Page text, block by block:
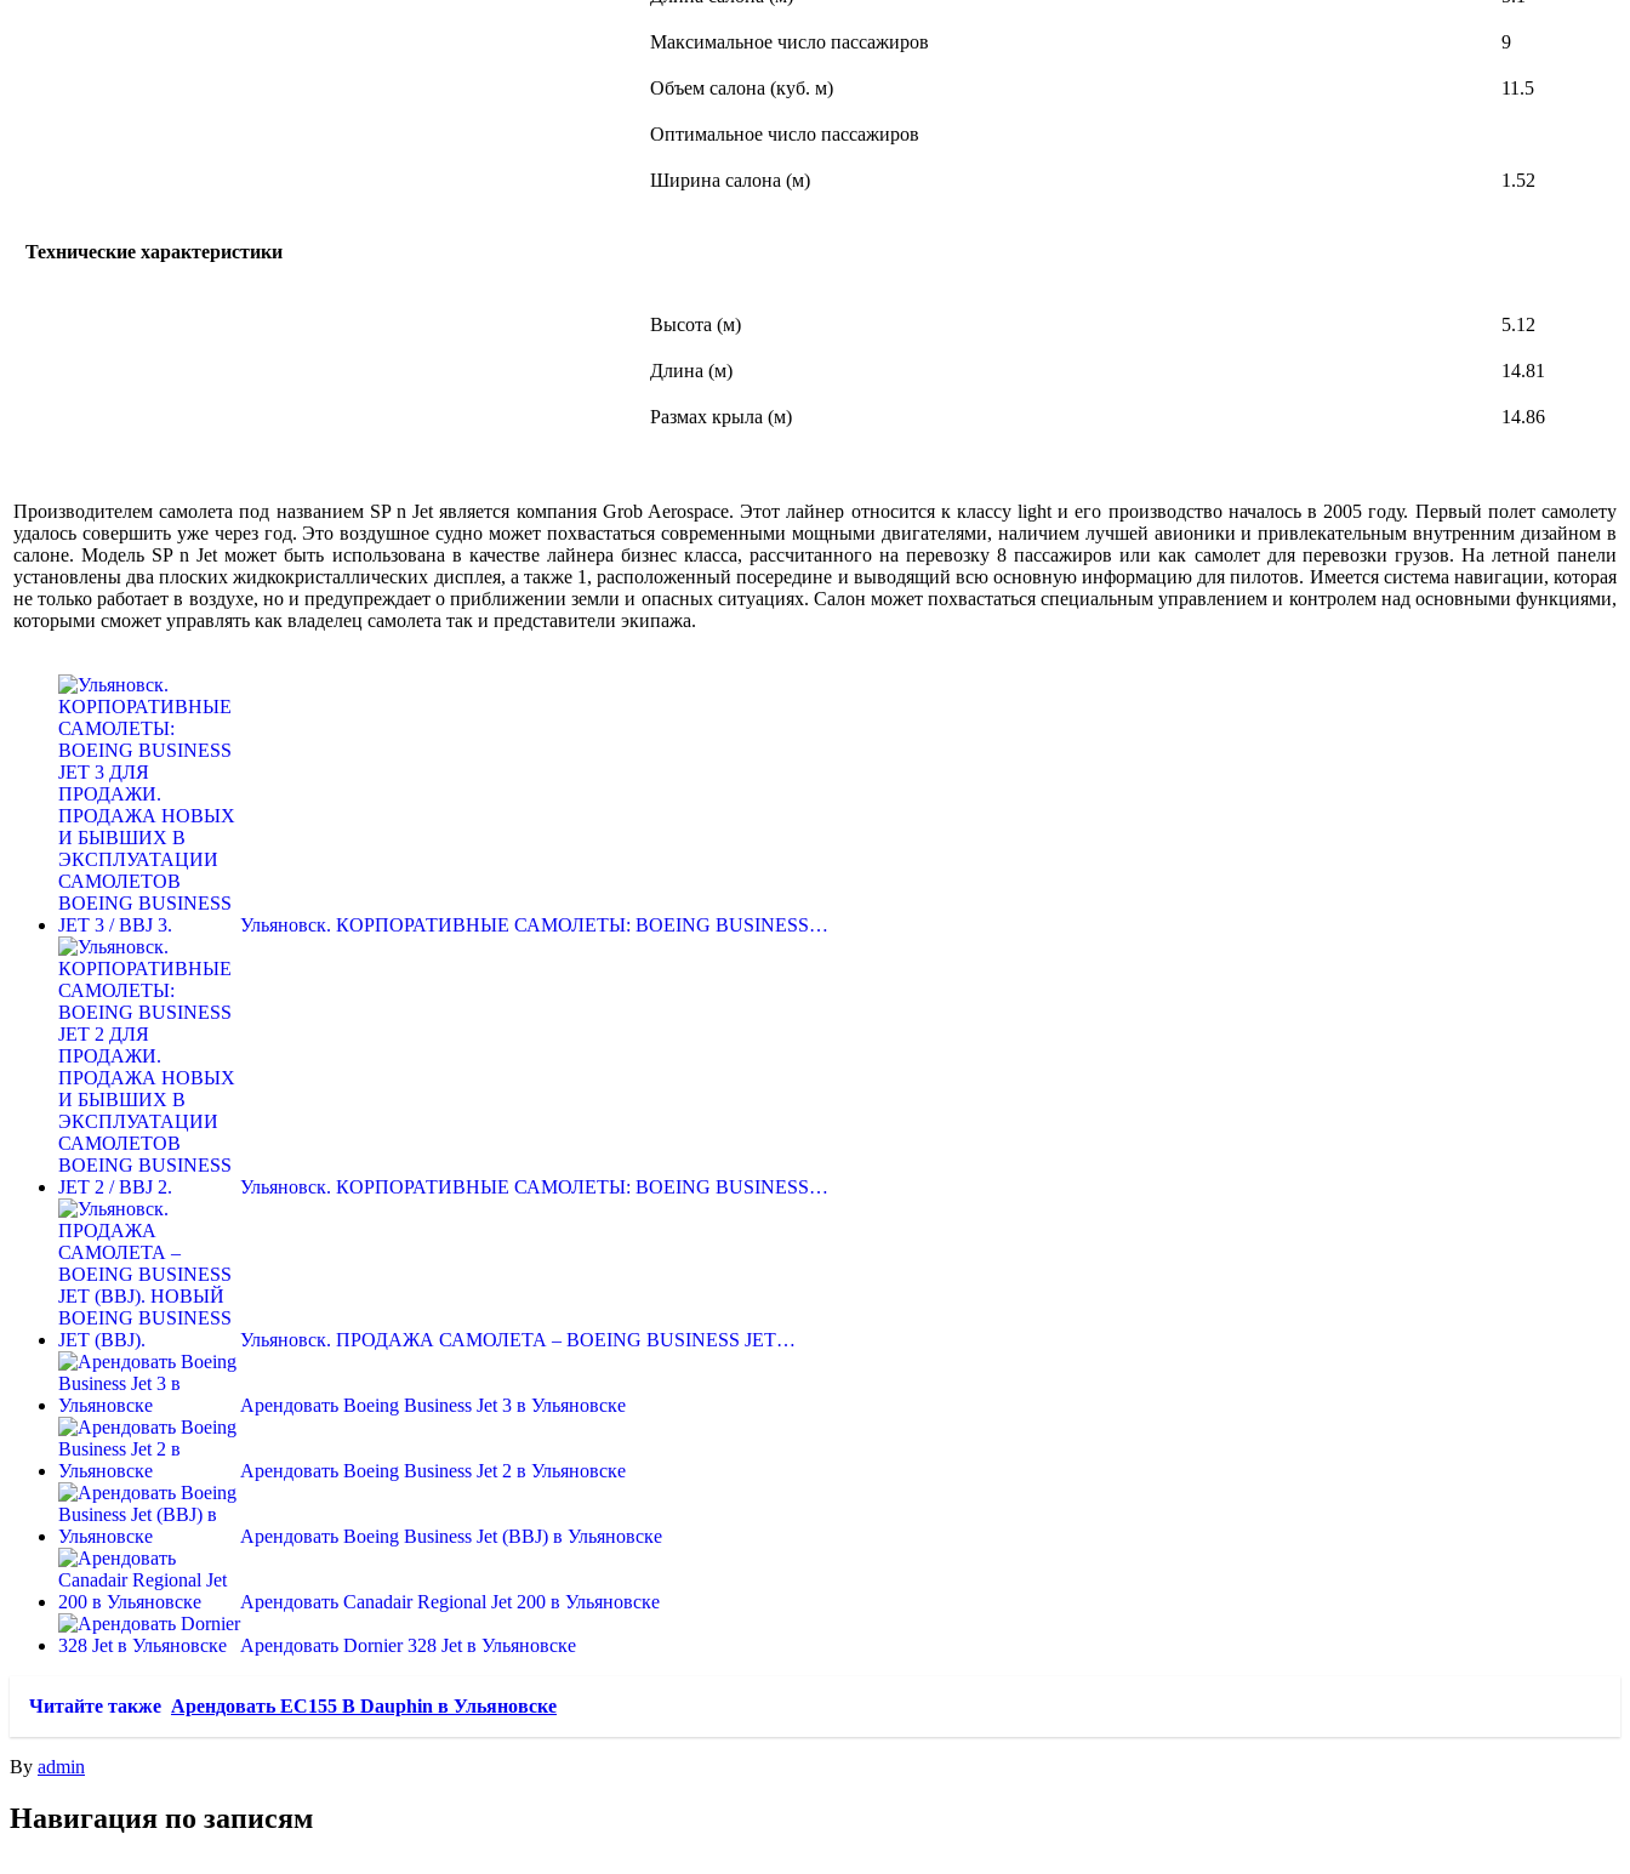
Максимальное число пассажиров 9
Объем салона (куб. м) 11.5
Оптимальное число пассажиров
Ширина салона (м) 1.52
Технические характеристики
Высота (м) 5.12
Длина (м) 14.81
Размах крыла (м) 14.86
Производителем самолета под названием SP n Jet является компания Grob Aerospace. Этот лайнер относится к классу light и его производство началось в 2005 году. Первый полет самолету
удалось совершить уже через год. Это воздушное судно может похвастаться современными мощными двигателями, наличием лучшей авионики и привлекательным внутренним дизайном в
салоне. Модель SP n Jet может быть использована в качестве лайнера бизнес класса, рассчитанного на перевозку 8 пассажиров или как самолет для перевозки грузов. На летной панели
установлены два плоских жидкокристаллических дисплея, а также 1, расположенный посередине и выводящий всю основную информацию для пилотов. Имеется система навигации, которая
не только работает в воздухе, но и предупреждает о приближении земли и опасных ситуациях. Салон может похвастаться специальным управлением и контролем над основными функциями,
которыми сможет управлять как владелец самолета так и представители экипажа.
Ульяновск. КОРПОРАТИВНЫЕ САМОЛЕТЫ: BOEING BUSINESS…
Ульяновск. КОРПОРАТИВНЫЕ САМОЛЕТЫ: BOEING BUSINESS…
Ульяновск. ПРОДАЖА САМОЛЕТА – BOEING BUSINESS JET…
Арендовать Boeing Business Jet 3 в Ульяновске
Арендовать Boeing Business Jet 2 в Ульяновске
Арендовать Boeing Business Jet (BBJ) в Ульяновске
Арендовать Canadair Regional Jet 200 в Ульяновске
Арендовать Dornier 328 Jet в Ульяновске
Читайте также Арендовать EC155 B Dauphin в Ульяновске
By admin
Навигация по записям